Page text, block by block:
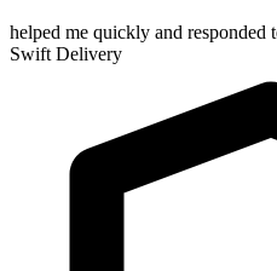
helped me quickly and responded
Swift Delivery